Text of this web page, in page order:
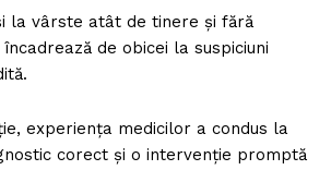
la vârste atât de tinere și fără
de obicei la suspiciuni
experiența medicilor a condus la
corect și o intervenție promptă